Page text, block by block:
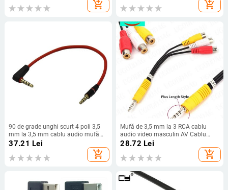
prin powerbank
add_shopping_cart
baril Conector cablu de alimentare
add_shopping_cart
90 de grade unghi scurt 4 poli 3,5
mm la 3,5 mm cablu audio mufă
mufă 3,5 mascul la mascul fir de
sunet pentru căști pentru telefoane
20/120 cm
37.21 Lei
add_shopping_cart
Mufă de 3,5 mm la 3 RCA cablu
audio video masculin AV Cablu
stereo AUX Cablu convertor
standard 3RCA pentru difuzor TV
Box CD DVD player
28.72 Lei
add_shopping_cart